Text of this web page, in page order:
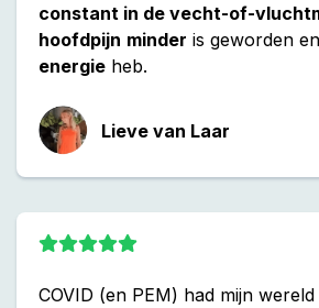
constant in de vecht-of-
hoofdpijn minder is geworden
energie heb.
Lieve van Laar
COVID (en PEM) had mijn